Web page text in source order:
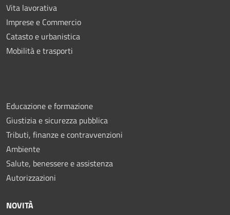
Vita lavorativa
Imprese e Commercio
Catasto e urbanistica
Mobilità e trasporti
Educazione e formazione
Giustizia e sicurezza pubblica
Tributi, finanze e contravvenzioni
Ambiente
Salute, benessere e assistenza
Autorizzazioni
NOVITÀ